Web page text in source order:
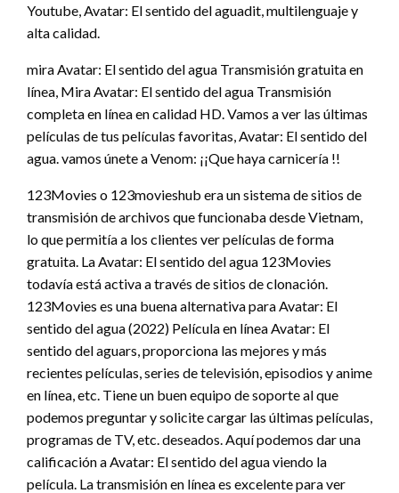
Youtube, Avatar: El sentido del aguadit, multilenguaje y
alta calidad.
mira Avatar: El sentido del agua Transmisión gratuita en
línea, Mira Avatar: El sentido del agua Transmisión
completa en línea en calidad HD. Vamos a ver las últimas
películas de tus películas favoritas, Avatar: El sentido del
agua. vamos únete a Venom: ¡¡Que haya carnicería !!
123Movies o 123movieshub era un sistema de sitios de
transmisión de archivos que funcionaba desde Vietnam,
lo que permitía a los clientes ver películas de forma
gratuita. La Avatar: El sentido del agua 123Movies
todavía está activa a través de sitios de clonación.
123Movies es una buena alternativa para Avatar: El
sentido del agua (2022) Película en línea Avatar: El
sentido del aguars, proporciona las mejores y más
recientes películas, series de televisión, episodios y anime
en línea, etc. Tiene un buen equipo de soporte al que
podemos preguntar y solicite cargar las últimas películas,
programas de TV, etc. deseados. Aquí podemos dar una
calificación a Avatar: El sentido del agua viendo la
película. La transmisión en línea es excelente para ver